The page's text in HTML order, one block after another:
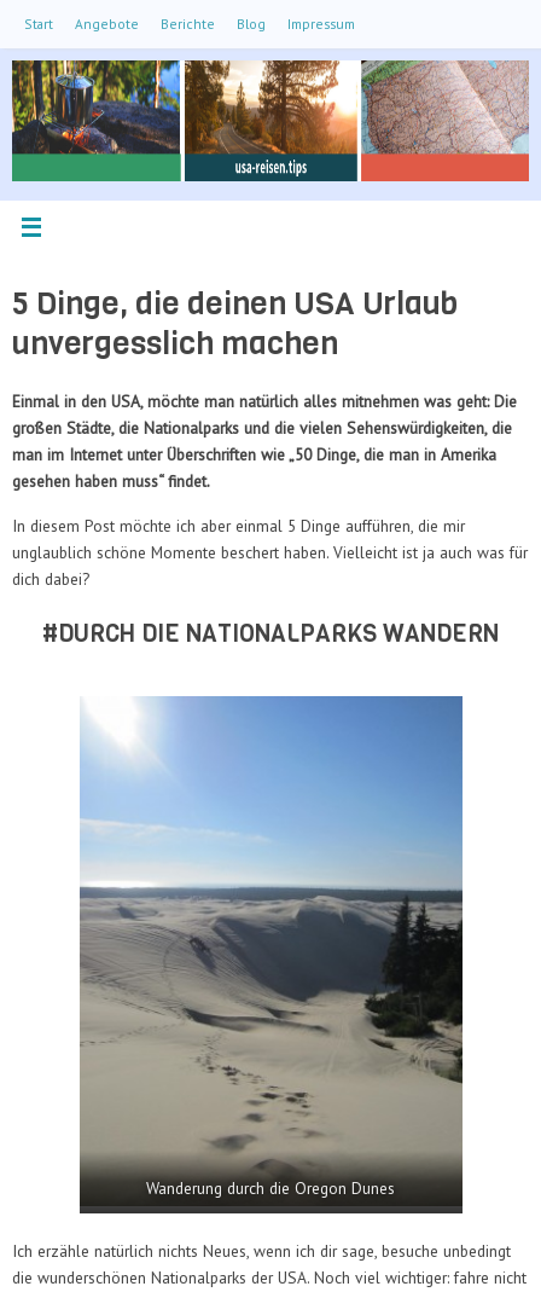
springen
Start Angebote Berichte Blog Impressum
5 Dinge, die deinen USA Urlaub
unvergesslich machen
Einmal in den USA, möchte man natürlich alles mitnehmen was geht: Die
großen Städte, die Nationalparks und die vielen Sehenswürdigkeiten, die
man im Internet unter Überschriften wie „50 Dinge, die man in Amerika
gesehen haben muss“ findet.
In diesem Post möchte ich aber einmal 5 Dinge aufführen, die mir
unglaublich schöne Momente beschert haben. Vielleicht ist ja auch was für
dich dabei?
#DURCH DIE NATIONALPARKS WANDERN
Wanderung durch die Oregon Dunes
Ich erzähle natürlich nichts Neues, wenn ich dir sage, besuche unbedingt
die wunderschönen Nationalparks der USA. Noch viel wichtiger: fahre nicht